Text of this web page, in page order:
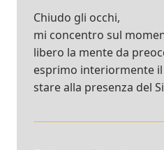
Chiudo gli occhi,
mi concentro sul
libero la mente da
esprimo interiormente
stare alla presenza del